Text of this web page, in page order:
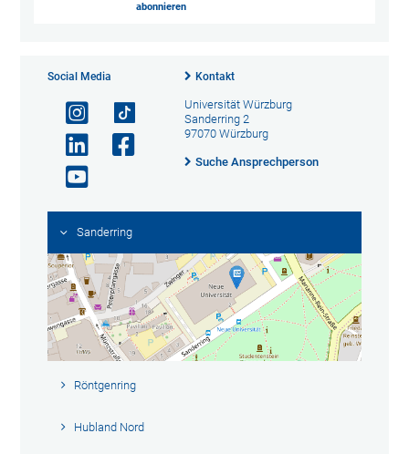
abonnieren
Social Media Kontakt
Universität Würzburg
Sanderring 2
97070 Würzburg
Suche Ansprechperson
Sanderring
Röntgenring
Hubland Nord